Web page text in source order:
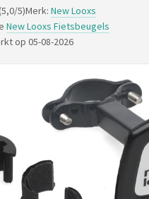
fietsen
5)Merk: New Looxs
New Looxs Fietsbeugels
op 05-08-2026